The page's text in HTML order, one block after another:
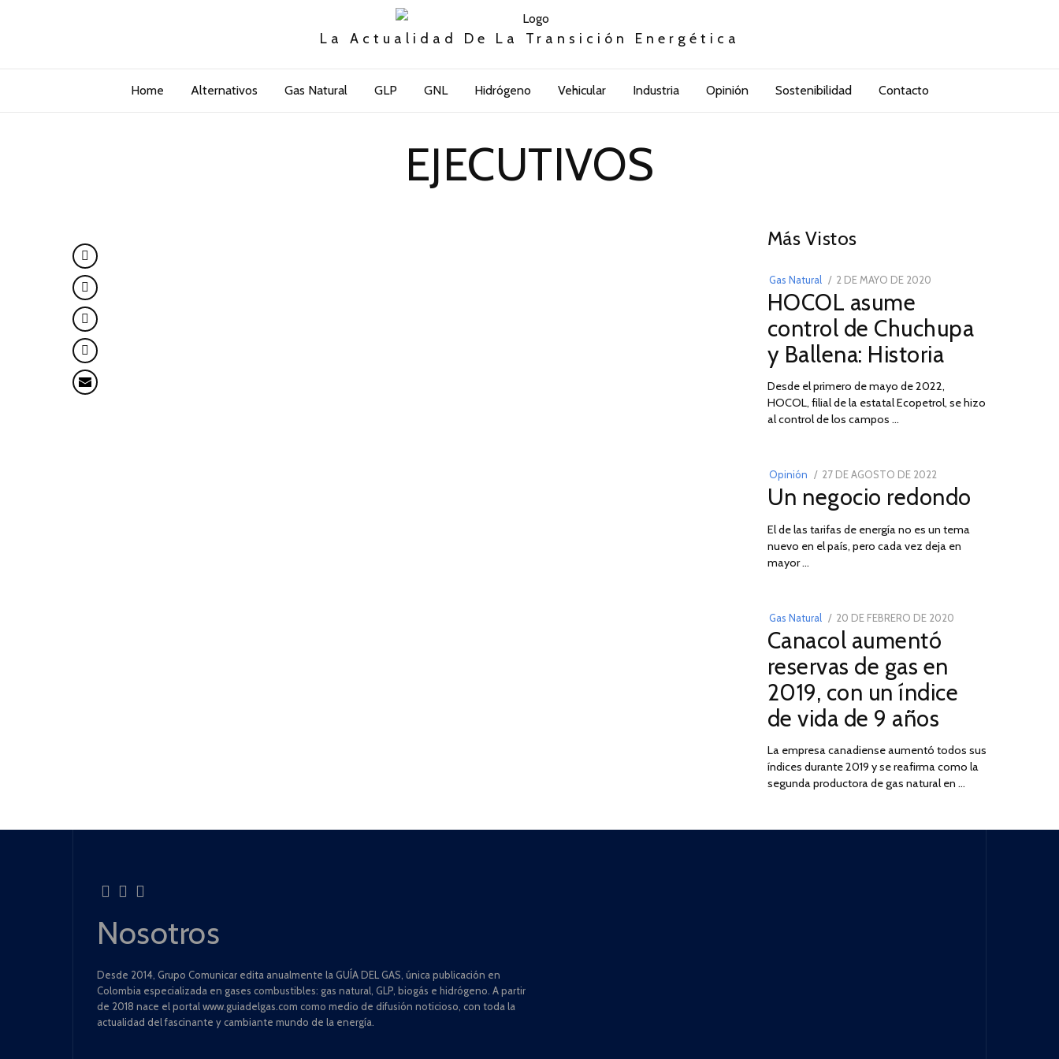
La Actualidad De La Transición Energética
Home Alternativos Gas Natural GLP GNL Hidrógeno Vehicular Industria Opinión Sostenibilidad Contacto
EJECUTIVOS
Más Vistos
Gas Natural
POSTED
ON
2 DE MAYO DE 2020
DE
2026
HOCOL asume
control de Chuchupa
y Ballena: Historia
Desde el primero de mayo de 2022,
HOCOL, filial de la estatal Ecopetrol, se hizo
al control de los campos …
Opinión
POSTED
ON
27 DE AGOSTO DE 202230
DE
DE
2022
Un negocio redondo
El de las tarifas de energía no es un tema
nuevo en el país, pero cada vez deja en
mayor …
03
Gas Natural
POSTED
ON
20 DE FEBRERO DE 2020
2025
Canacol aumentó
reservas de gas en
2019, con un índice
de vida de 9 años
La empresa canadiense aumentó todos sus
índices durante 2019 y se reafirma como la
segunda productora de gas natural en …
Nosotros
Desde 2014, Grupo Comunicar edita anualmente la GUÍA DEL GAS, única publicación en
Colombia especializada en gases combustibles: gas natural, GLP, biogás e hidrógeno. A partir
de 2018 nace el portal www.guiadelgas.com como medio de difusión noticioso, con toda la
actualidad del fascinante y cambiante mundo de la energía.